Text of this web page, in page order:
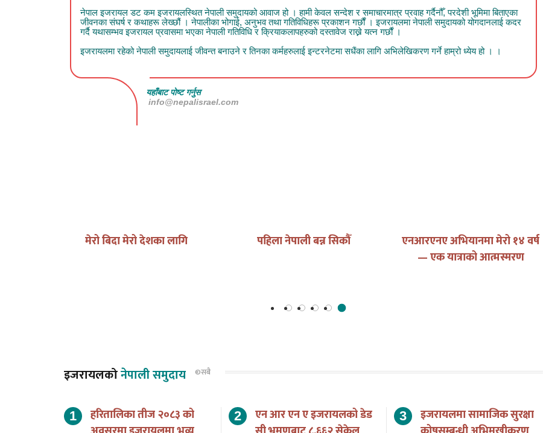
नेपाल इजरायल डट कम इजरायलस्थित नेपाली समुदायको आवाज हो । हामी केवल सन्देश र समाचारमात्र प्रवाह गर्दैनौँ, परदेशी भूमिमा बिताएका
जीवनका संघर्ष र कथाहरू लेख्छौं । नेपालीका भोगाई, अनुभव तथा गतिविधिहरू प्रकाशन गर्छौं । इजरायलमा नेपाली समुदायको योगदानलाई कदर
गर्दै यथासम्भव इजरायल प्रवासमा भएका नेपाली गतिविधि र क्रियाकलापहरुको दस्तावेज राख्ने यत्न गर्छौं ।
इजरायलमा रहेको नेपाली समुदायलाई जीवन्त बनाउने र तिनका कर्महरुलाई इन्टरनेटमा सधैंका लागि अभिलेखिकरण गर्ने हाम्रो ध्येय हो । ।
यहाँबाट पोष्ट गर्नुस
info@nepalisrael.com
मेरो बिदा मेरो देशका लागि पहिला नेपाली बन्न सिकौँ
एनआरएनए अभियानमा मेरो १४ वर्ष
— एक यात्राको आत्मस्मरण
इजरायलकोनेपाली समुदाय ©सबै
हरितालिका तीज २०८३ को
एन आर एन ए इजरायलको डेड
इजरायलमा सामाजिक सुरक्षा